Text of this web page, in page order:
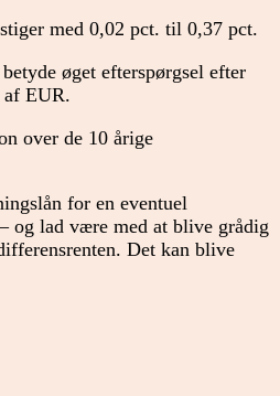
med 0,02 pct. til 0,37 pct.
øget efterspørgsel efter
af EUR.
over de 10 årige
for en eventuel
og lad være med at blive grådig
Det kan blive